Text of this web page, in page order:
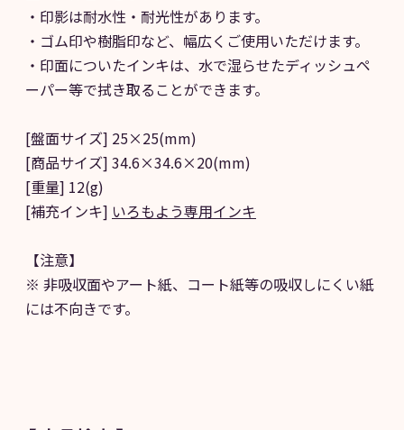
・印影は耐水性・耐光性があります。
・ゴム印や樹脂印など、幅広くご使用いただけます。
・印面についたインキは、水で湿らせたディッシュペ
ーパー等で拭き取ることができます。
[盤面サイズ] 25×25(mm)
[商品サイズ] 34.6×34.6×20(mm)
[重量] 12(g)
[補充インキ] いろもよう専用インキ
【注意】
※ 非吸収面やアート紙、コート紙等の吸収しにくい紙
には不向きです。